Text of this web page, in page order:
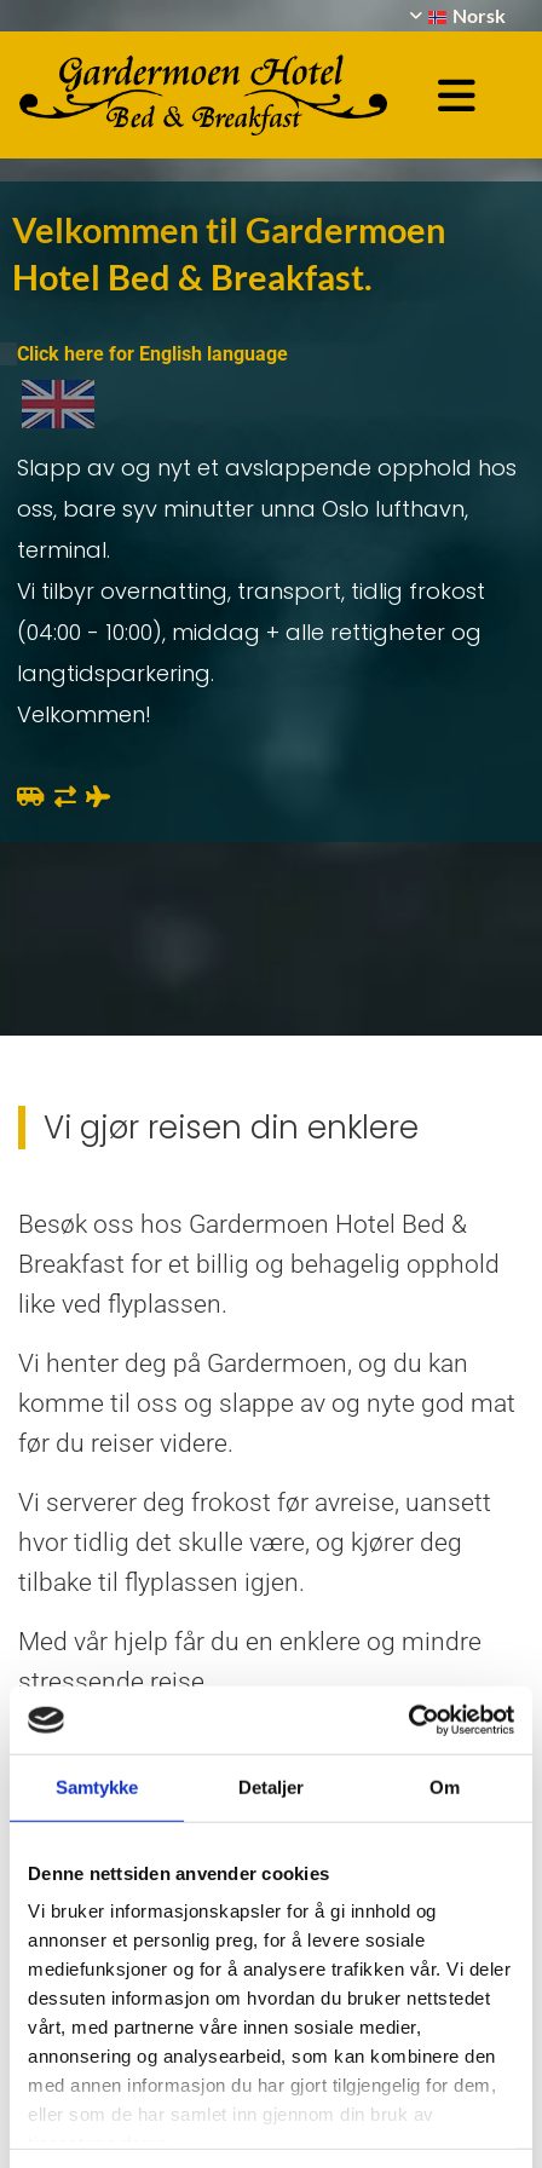
Samtykke Detaljer Om
Denne nettsiden anvender cookies
Vi bruker informasjonskapsler for å gi innhold og
annonser et personlig preg, for å levere sosiale
mediefunksjoner og for å analysere trafikken vår. Vi deler
dessuten informasjon om hvordan du bruker nettstedet
vårt, med partnerne våre innen sosiale medier,
annonsering og analysearbeid, som kan kombinere den
med annen informasjon du har gjort tilgjengelig for dem,
eller som de har samlet inn gjennom din bruk av
Norsk
Velkommen til Gardermoen
Hotel Bed & Breakfast.
Click here for English language
Slapp av og nyt et avslappende opphold hos
oss, bare syv minutter unna Oslo lufthavn,
terminal.
Vi tilbyr overnatting, transport, tidlig frokost
(04:00 - 10:00), middag + alle rettigheter og
langtidsparkering.
Velkommen!
  
Vi gjør reisen din enklere
Besøk oss hos Gardermoen Hotel Bed &
Breakfast for et billig og behagelig opphold
like ved flyplassen.
Vi henter deg på Gardermoen, og du kan
komme til oss og slappe av og nyte god mat
før du reiser videre.
Vi serverer deg frokost før avreise, uansett
hvor tidlig det skulle være, og kjører deg
tilbake til flyplassen igjen.
Med vår hjelp får du en enklere og mindre
stressende reise.
Hotellet er utstyrt med hjertestarter
Skal du ut og reise?
Da trenger du kanskje en pustepause på
veien....